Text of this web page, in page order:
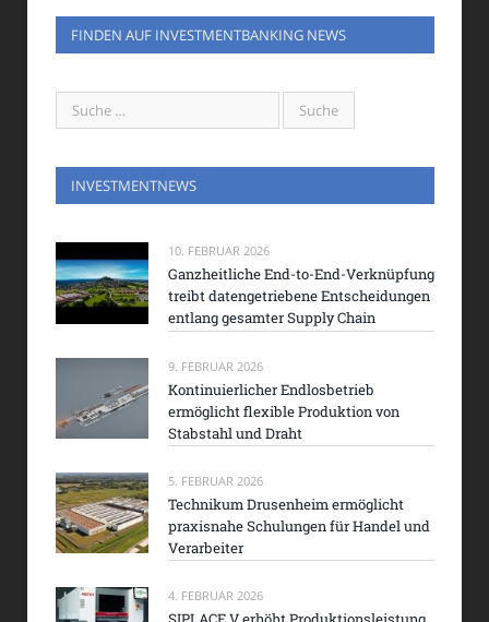
FINDEN AUF INVESTMENTBANKING NEWS
INVESTMENTNEWS
10. FEBRUAR 2026
Ganzheitliche End-to-End-Verknüpfung
treibt datengetriebene Entscheidungen
entlang gesamter Supply Chain
9. FEBRUAR 2026
Kontinuierlicher Endlosbetrieb
ermöglicht flexible Produktion von
Stabstahl und Draht
5. FEBRUAR 2026
Technikum Drusenheim ermöglicht
praxisnahe Schulungen für Handel und
Verarbeiter
4. FEBRUAR 2026